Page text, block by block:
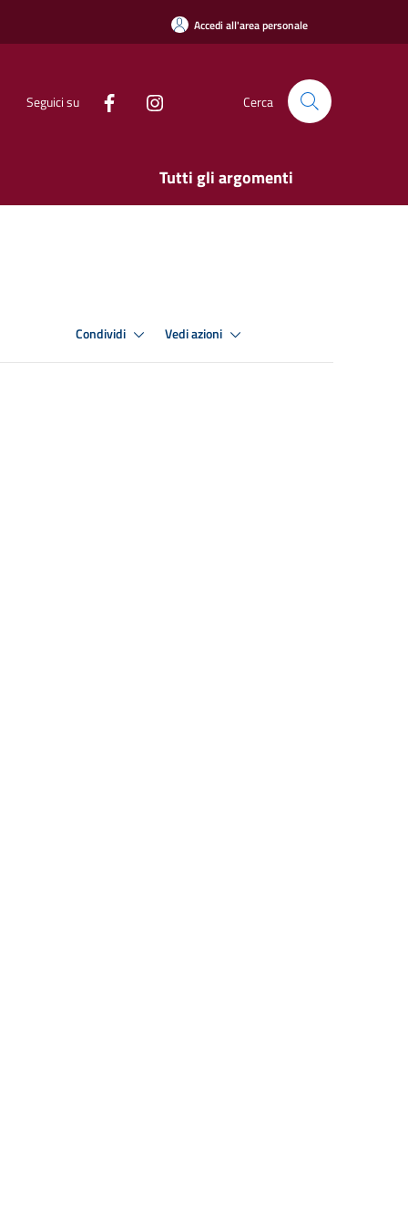
Accedi all'area personale
Seguici su Cerca
Tutti gli argomenti
Condividi Vedi azioni